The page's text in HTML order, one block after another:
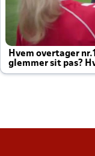
Hvem overtager
glemmer sit pas?
altid til efter